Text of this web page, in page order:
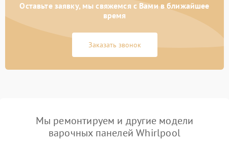
Оставьте заявку, мы свяжемся с Вами в ближайшее
время
Заказать звонок
Мы ремонтируем и другие модели
варочных панелей Whirlpool